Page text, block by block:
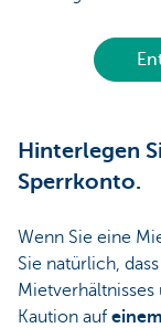
Hinterlegen
Sperrkonto.
Wenn Sie eine
Sie natürlich,
Mietverhältnisses
Kaution auf